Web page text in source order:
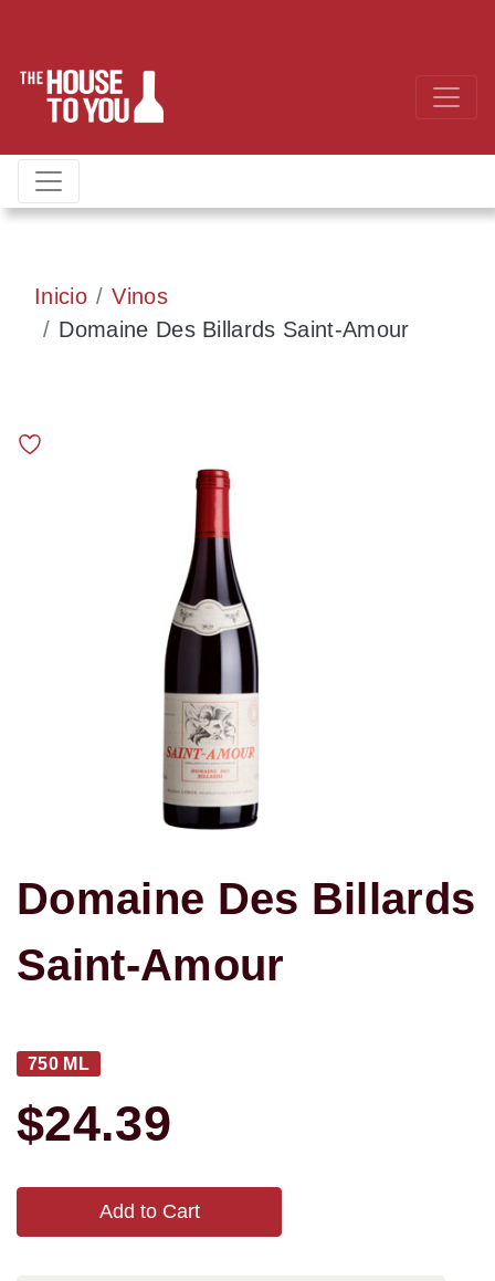
Inicio
Vinos
Domaine Des Billards Saint-Amour
Domaine Des Billards
Saint-Amour
750 ML
$24.39
Add to Cart